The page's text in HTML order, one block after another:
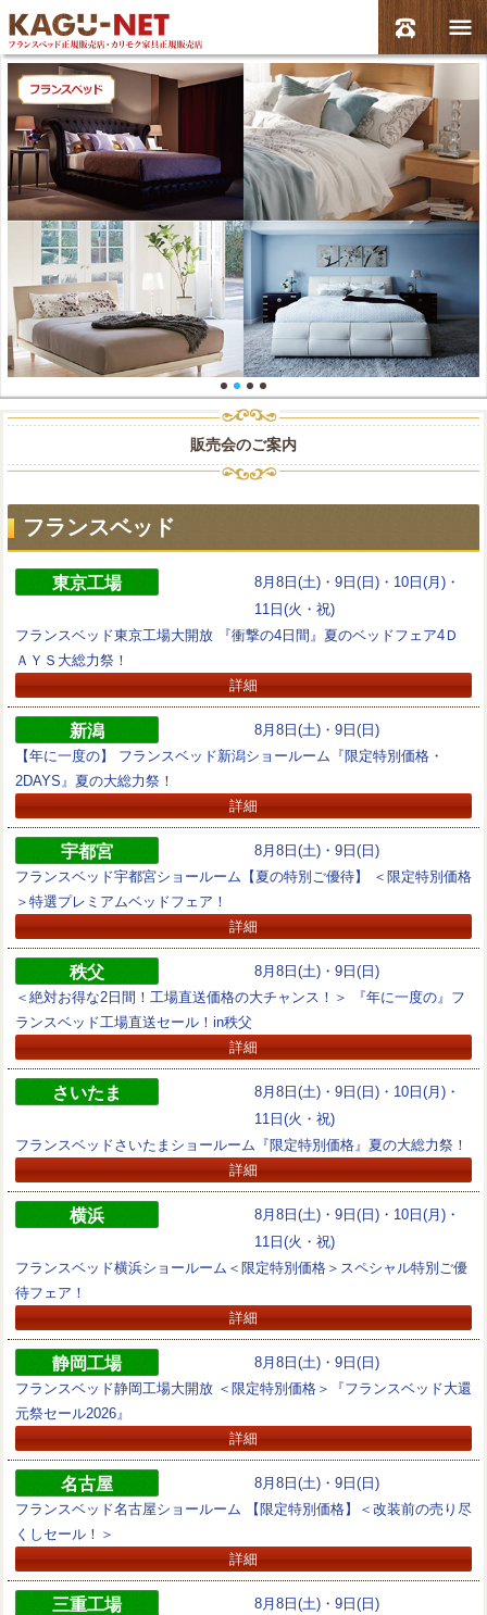
販売会のご案内
フランスベッド
8月8日(土)・9日(日)・10日(月)・
11日(火・祝)
東京工場
フランスベッド東京工場大開放 『衝撃の4日間』夏のベッドフェア4Ｄ
ＡＹＳ大総力祭！
詳細
8月8日(土)・9日(日)
新潟
【年に一度の】 フランスベッド新潟ショールーム『限定特別価格・
2DAYS』夏の大総力祭！
詳細
8月8日(土)・9日(日)
宇都宮
フランスベッド宇都宮ショールーム【夏の特別ご優待】 ＜限定特別価格
＞特選プレミアムベッドフェア！
詳細
8月8日(土)・9日(日)
秩父
＜絶対お得な2日間！工場直送価格の大チャンス！＞ 『年に一度の』フ
ランスベッド工場直送セール！in秩父
詳細
8月8日(土)・9日(日)・10日(月)・
11日(火・祝)
さいたま
フランスベッドさいたまショールーム『限定特別価格』夏の大総力祭！
詳細
8月8日(土)・9日(日)・10日(月)・
11日(火・祝)
横浜
フランスベッド横浜ショールーム＜限定特別価格＞スペシャル特別ご優
待フェア！
詳細
8月8日(土)・9日(日)
静岡工場
フランスベッド静岡工場大開放 ＜限定特別価格＞『フランスベッド大還
元祭セール2026』
詳細
8月8日(土)・9日(日)
名古屋
フランスベッド名古屋ショールーム 【限定特別価格】＜改装前の売り尽
くしセール！＞
詳細
8月8日(土)・9日(日)
三重工場